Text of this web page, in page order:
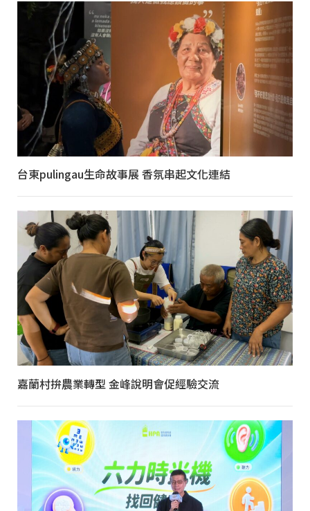
台東pulingau生命故事展 香氛串起文化連結
嘉蘭村拚農業轉型 金峰說明會促經驗交流